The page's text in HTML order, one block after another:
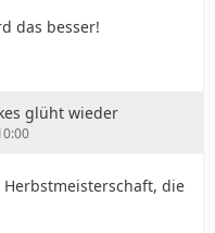
das besser!
glüht wieder
die